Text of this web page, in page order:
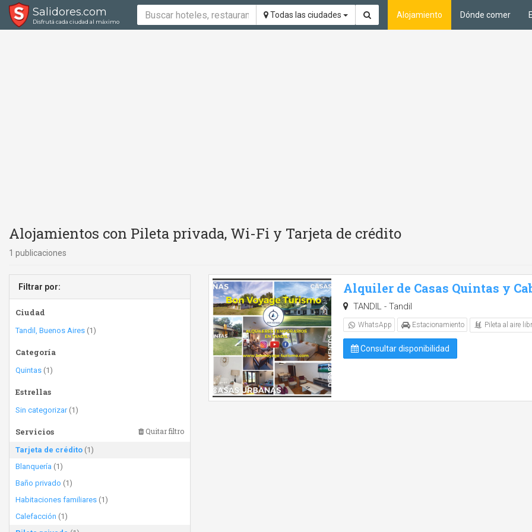
Salidores.com
Disfrutá cada ciudad al máximo
Todas las ciudades Alojamiento Dónde comer
Alojamientos con Pileta privada, Wi-Fi y Tarjeta de crédito
1 publicaciones
Filtrar por:
Ciudad
Tandil, Buenos Aires (1)
Categoría
Quintas (1)
Estrellas
Sin categorizar(1)
Servicios Quitar filtro
Tarjeta de crédito (1)
Blanquería (1)
Baño privado (1)
Habitaciones familiares (1)
Calefacción (1)
Alquiler de Casas Quintas y
TANDIL - Tandil
WhatsApp Estacionamiento Pileta al aire
Consultar disponibilidad